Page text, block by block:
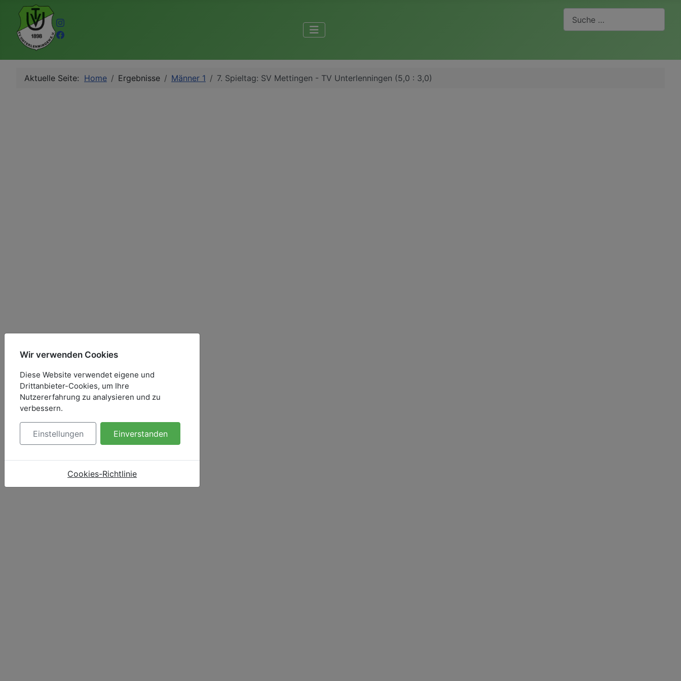
Aktuelle Seite: Home Ergebnisse Männer 1 7. Spieltag: SV Mettingen - TV Unterlenningen (5,0 : 3,0)
Wir verwenden Cookies
Diese Website verwendet eigene und
Drittanbieter-Cookies, um Ihre
Nutzererfahrung zu analysieren und zu
verbessern.
Einstellungen Einverstanden
Cookies-Richtlinie